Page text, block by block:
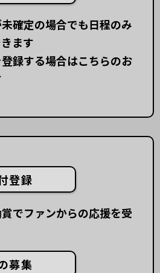
確定の場合でも日程のみ
ます
録する場合はこちらのお
付登録
でファンからの応援を受
の募集